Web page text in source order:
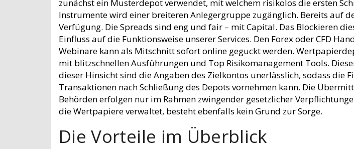
zunächst ein Musterdepot verwendet, mit welchem risikolos die ersten
Instrumente wird einer breiteren Anlegergruppe zugänglich. Bereits auf
Verfügung. Die Spreads sind eng und fair – mit Capital. Das Blockieren
Einfluss auf die Funktionsweise unserer Services. Den Forex oder CFD
Webinare kann als Mitschnitt sofort online geguckt werden.
mit blitzschnellen Ausführungen und Top Risikomanagement Tools.
dieser Hinsicht sind die Angaben des Zielkontos unerlässlich, sodass die
Transaktionen nach Schließung des Depots vornehmen kann. Die
Behörden erfolgen nur im Rahmen zwingender gesetzlicher
die Wertpapiere verwaltet, besteht ebenfalls kein Grund zur Sorge.
Die Vorteile im Überblick